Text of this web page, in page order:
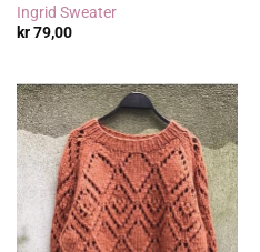
Ingrid Sweater
kr79,00